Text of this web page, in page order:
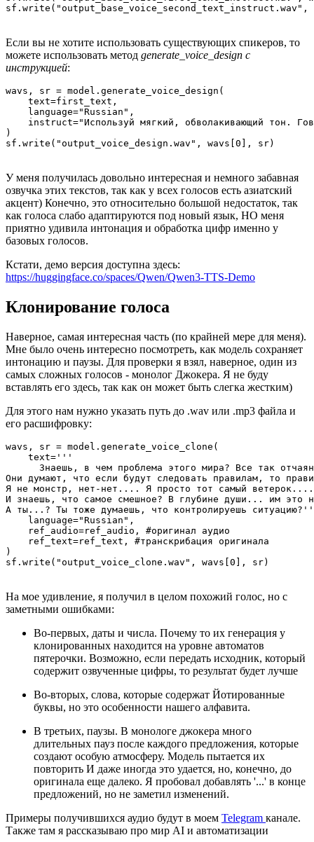
Если вы не хотите использовать существующих спикеров, то
можете использовать метод generate_voice_design с
инструкцией:
wavs, sr = model.generate_voice_design(
    text=first_text,
    language="Russian",
instruct="Используй мягкий, обволакивающий тон.
)
sf.write("output_voice_design.wav", wavs[0], sr)
У меня получилась довольно интересная и немного забавная
озвучка этих текстов, так как у всех голосов есть азиатский
акцент) Конечно, это относительно большой недостаток, так
как голоса слабо адаптируются под новый язык, НО меня
приятно удивила интонация и обработка цифр именно у
базовых голосов.
Кстати, демо версия доступна здесь:
https://huggingface.co/spaces/Qwen/Qwen3-TTS-Demo
Клонирование голоса
Наверное, самая интересная часть (по крайней мере для меня).
Мне было очень интересно посмотреть, как модель сохраняет
интонацию и паузы. Для проверки я взял, наверное, один из
самых сложных голосов - монолог Джокера. Я не буду
вставлять его здесь, так как он может быть слегка жестким)
Для этого нам нужно указать путь до .wav или .mp3 файла и
его расшифровку:
wavs, sr = model.generate_voice_clone(
    text='''
Знаешь, в чем проблема этого мира? Все так
Они думают, что если будут следовать правилам, то
Я не монстр, нет-нет.... Я просто тот самый ветерок....
И знаешь, что самое смешное? В глубине души... им это
А ты...? Ты тоже думаешь, что контролируешь
    language="Russian",
    ref_audio=ref_audio, #оригинал аудио
    ref_text=ref_text, #транскрибация оригинала
)
sf.write("output_voice_clone.wav", wavs[0], sr)
На мое удивление, я получил в целом похожий голос, но с
заметными ошибками:
Во-первых, даты и числа. Почему то их генерация у
клонированных находится на уровне автоматов
пятерочки. Возможно, если передать исходник, который
содержит озвученные цифры, то результат будет лучше
Во-вторых, слова, которые содержат Йотированные
буквы, но это особенности нашего алфавита.
В третьих, паузы. В монологе джокера много
длительных пауз после каждого предложения, которые
создают особую атмосферу. Модель пытается их
повторить И даже иногда это удается, но, конечно, до
оригинала еще далеко. Я пробовал добавлять '...' в конце
предложений, но не заметил изменений.
Примеры получившихся аудио будут в моем Telegram канале.
Также там я рассказываю про мир AI и автоматизации